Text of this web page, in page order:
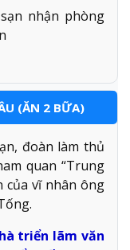
nhận phòng
(ĂN 2 BỮA)
đoàn làm thủ
quan “Trung
của vĩ nhân ông
triển lãm văn